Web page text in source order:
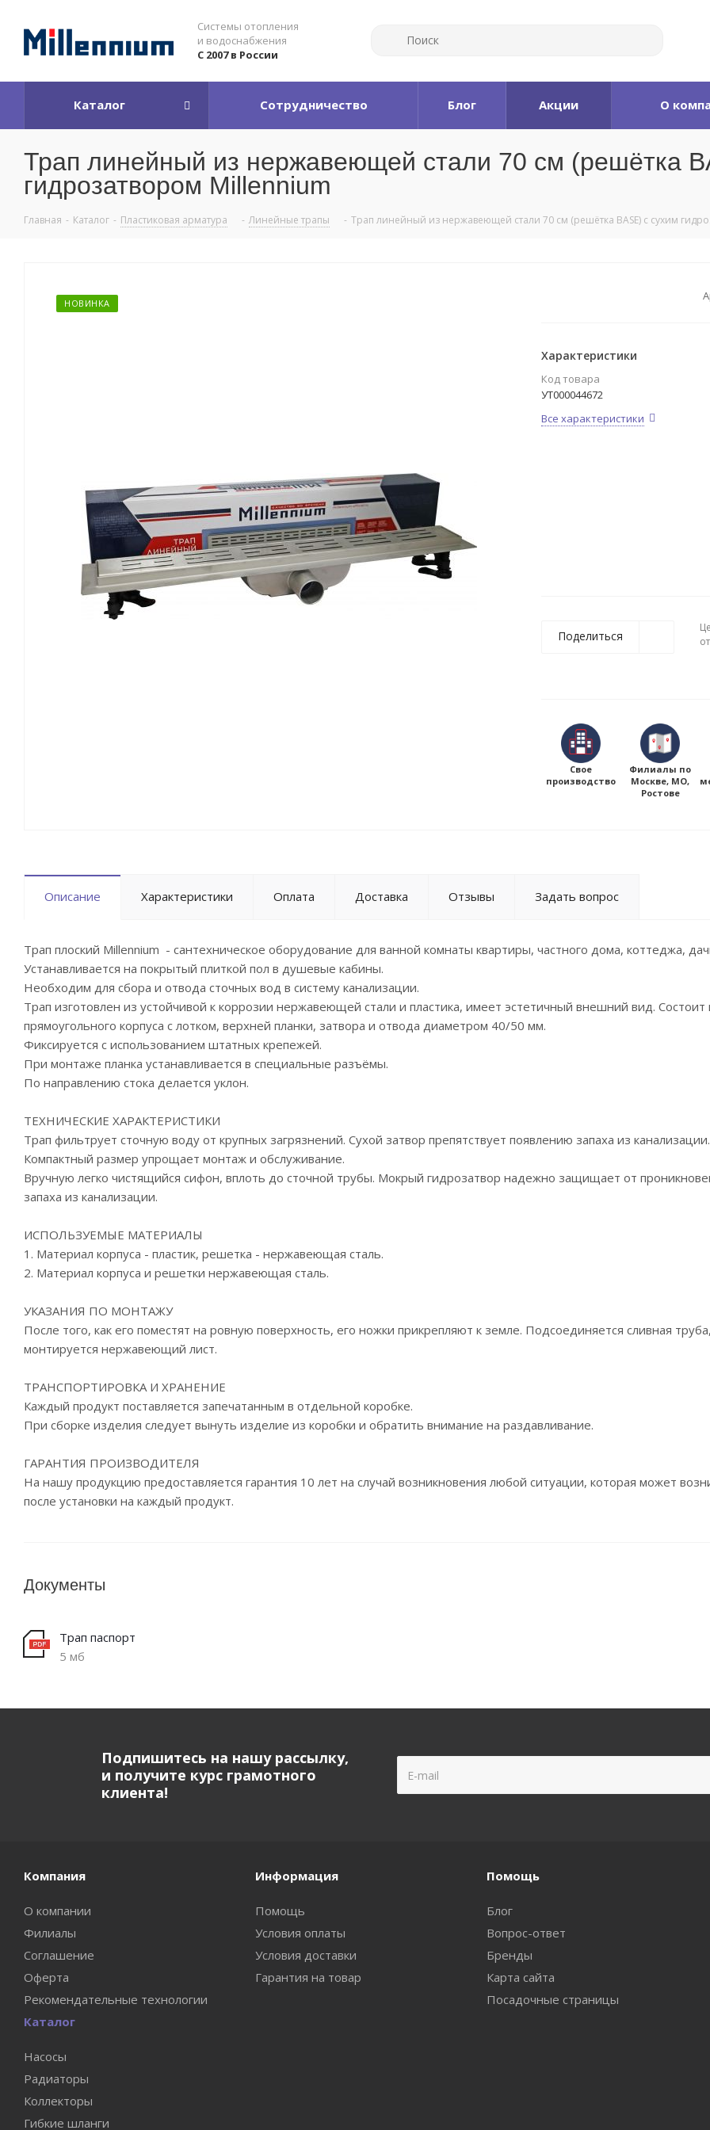
Системы отопления
и водоснабжения
С 2007 в России
Каталог Сотрудничество Блог Акции О
Трап линейный из нержавеющей стали 70 см (решётка
гидрозатвором Millennium
Главная - Каталог - Пластиковая арматура - Линейные трапы - Трап линейный из нержавеющей стали 70 см (решётка BASE) с сухим
НОВИНКА
Характеристики
Код товара
УТ000044672
Все характеристики
Поделиться
Свое
производство
Филиалы по
Москве, МО,
Ростове
Описание Характеристики Оплата Доставка Отзывы Задать вопрос
Трап плоский Millennium - сантехническое оборудование для ванной комнаты квартиры, частного дома, коттеджа,
Устанавливается на покрытый плиткой пол в душевые кабины.
Необходим для сбора и отвода сточных вод в систему канализации.
Трап изготовлен из устойчивой к коррозии нержавеющей стали и пластика, имеет эстетичный внешний вид. Состоит
прямоугольного корпуса с лотком, верхней планки, затвора и отвода диаметром 40/50 мм.
Фиксируется с использованием штатных крепежей.
При монтаже планка устанавливается в специальные разъёмы.
По направлению стока делается уклон.
ТЕХНИЧЕСКИЕ ХАРАКТЕРИСТИКИ
Трап фильтрует сточную воду от крупных загрязнений. Сухой затвор препятствует появлению запаха из канализации.
Компактный размер упрощает монтаж и обслуживание.
Вручную легко чистящийся сифон, вплоть до сточной трубы. Мокрый гидрозатвор надежно защищает от
запаха из канализации.
ИСПОЛЬЗУЕМЫЕ МАТЕРИАЛЫ
1. Материал корпуса - пластик, решетка - нержавеющая сталь.
2. Материал корпуса и решетки нержавеющая сталь.
УКАЗАНИЯ ПО МОНТАЖУ
После того, как его поместят на ровную поверхность, его ножки прикрепляют к земле. Подсоединяется сливная
монтируется нержавеющий лист.
ТРАНСПОРТИРОВКА И ХРАНЕНИЕ
Каждый продукт поставляется запечатанным в отдельной коробке.
При сборке изделия следует вынуть изделие из коробки и обратить внимание на раздавливание.
ГАРАНТИЯ ПРОИЗВОДИТЕЛЯ
На нашу продукцию предоставляется гарантия 10 лет на случай возникновения любой ситуации, которая может
после установки на каждый продукт.
Документы
Трап паспорт
5 мб
Подпишитесь на нашу рассылку,
и получите курс грамотного
клиента!
Компания
О компании
Филиалы
Соглашение
Оферта
Рекомендательные технологии
Информация
Помощь
Условия оплаты
Условия доставки
Гарантия на товар
Помощь
Блог
Вопрос-ответ
Бренды
Карта сайта
Посадочные страницы
Каталог
Насосы
Радиаторы
Коллекторы
Гибкие шланги